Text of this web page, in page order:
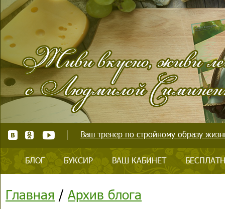
Ваш тренер по стройному образу
БЛОГ БУКСИР ВАШ КАБИНЕТ
Главная / Архив блога